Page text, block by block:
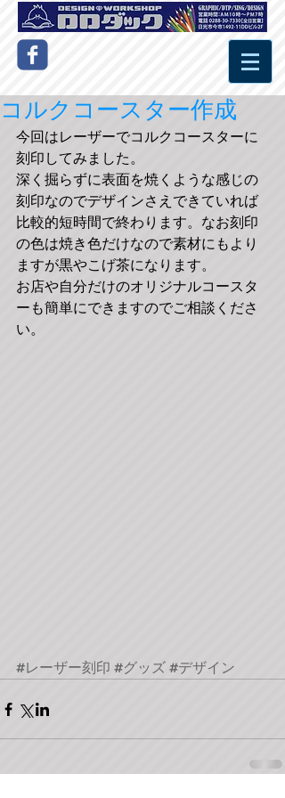
コルクコースター作成
今回はレーザーでコルクコースターに
刻印してみました。
深く掘らずに表面を焼くような感じの
刻印なのでデザインさえできていれば
比較的短時間で終わります。なお刻印
の色は焼き色だけなので素材にもより
ますが黒やこげ茶になります。
お店や自分だけのオリジナルコースタ
ーも簡単にできますのでご相談くださ
い。
#レーザー刻印 #グッズ #デザイン